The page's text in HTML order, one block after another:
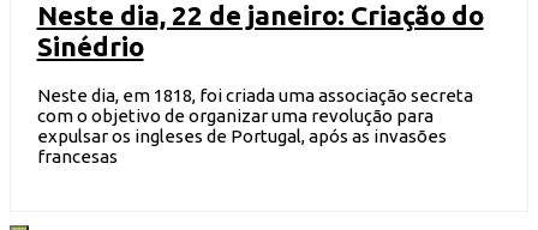
Neste dia, 22 de janeiro: Criação do
Sinédrio
Neste dia, em 1818, foi criada uma associação secreta
com o objetivo de organizar uma revolução para
expulsar os ingleses de Portugal, após as invasões
francesas